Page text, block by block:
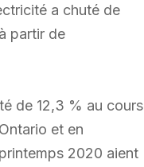
a chuté de
partir de
de 12,3 % au cours
et en
2020 aient